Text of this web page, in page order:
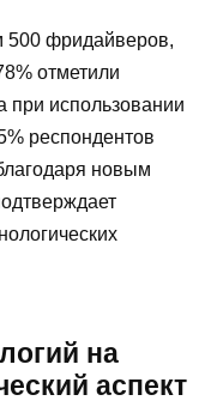
500 фридайверов,
отметили
при использовании
респондентов
новым
на
аспект